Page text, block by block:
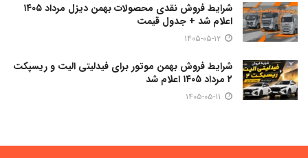
شرایط فروش نقدی محصولات بهمن دیزل مرداد ۱۴۰۵
اعلام شد + جدول قیمت
شرایط فروش بهمن موتور برای فیدلیتی الیت و ریسپکت
۲ مرداد ۱۴۰۵ اعلام شد